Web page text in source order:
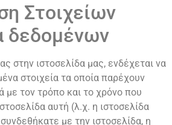
Στοιχείων
δεδομένων
στην ιστοσελίδα μας, ενδέχεται να
στοιχεία τα οποία παρέχουν
με τον τρόπο και το χρόνο που
αυτή (λ.χ. η ιστοσελίδα
με την ιστοσελίδα, η